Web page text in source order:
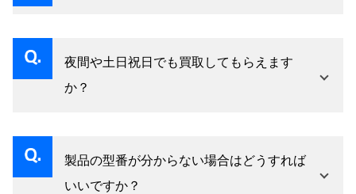
ながります。内部の清掃は危険ですので、外観
のみで結構です。あまりにも汚れがひどい場合
非常に混雑するため、少なくとも1週間前までに
ご予約をお願いします。当日の急なご依頼の場
夜間や土日祝日でも買取してもらえます
か？
21:00）。平日夜間（18:00〜22:00）の対応も可
能ですが、夜間対応費として3000円を頂戴いた
製品の型番が分からない場合はどうすれば
いいですか？